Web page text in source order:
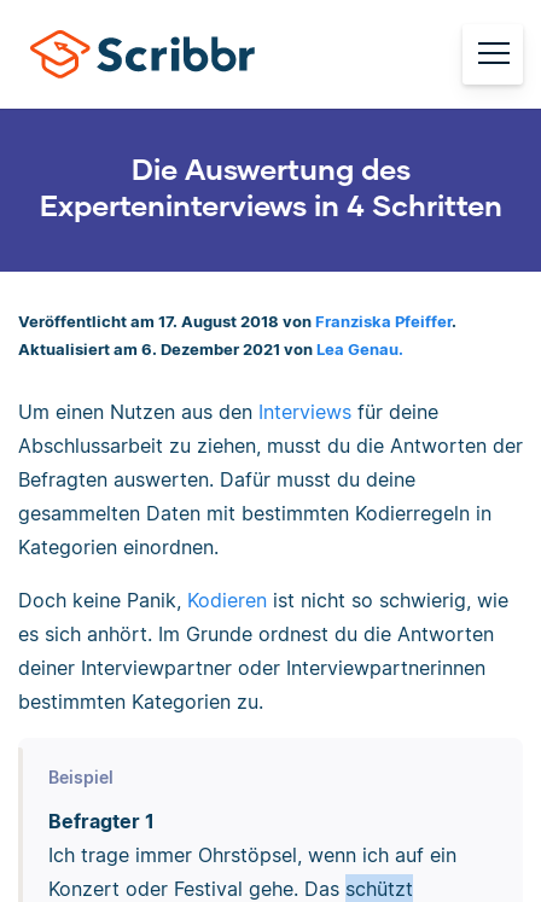
Die Auswertung des
Experteninterviews in 4 Schritten
Veröffentlicht am 17. August 2018 von Franziska Pfeiffer.
Aktualisiert am 6. Dezember 2021 von Lea Genau.
Um einen Nutzen aus den Interviews für deine
Abschlussarbeit zu ziehen, musst du die Antworten der
Befragten auswerten. Dafür musst du deine
gesammelten Daten mit bestimmten Kodierregeln in
Kategorien einordnen.
Doch keine Panik, Kodieren ist nicht so schwierig, wie
es sich anhört. Im Grunde ordnest du die Antworten
deiner Interviewpartner oder Interviewpartnerinnen
bestimmten Kategorien zu.
Beispiel
Befragter 1
Ich trage immer Ohrstöpsel, wenn ich auf ein
Konzert oder Festival gehe. Das schützt